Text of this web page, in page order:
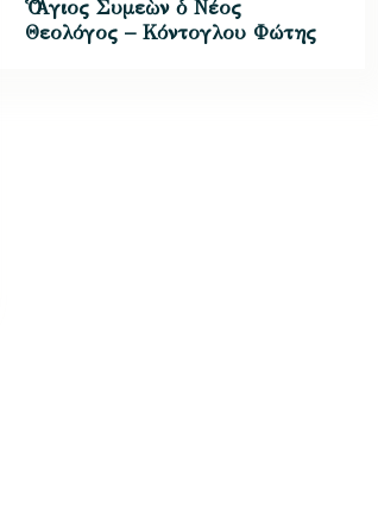
Ὁ Ἅγιος Συμεὼν ὁ Νέος
Θεολόγος – Κόντογλου Φώτης